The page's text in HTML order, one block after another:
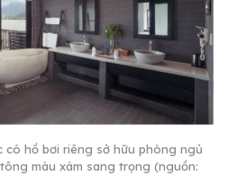
có hồ bơi riêng sở hữu phòng ngủ
màu xám sang trọng (nguồn: